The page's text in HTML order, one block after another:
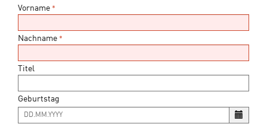
Vorname *
Nachname *
Titel
Geburtstag
Es
ist